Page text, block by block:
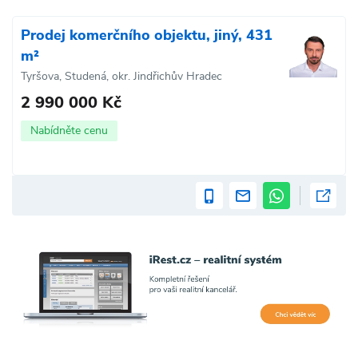
Prodej komerčního objektu, jiný, 431
m²
Tyršova, Studená, okr. Jindřichův Hradec
2 990 000 Kč
Nabídněte cenu